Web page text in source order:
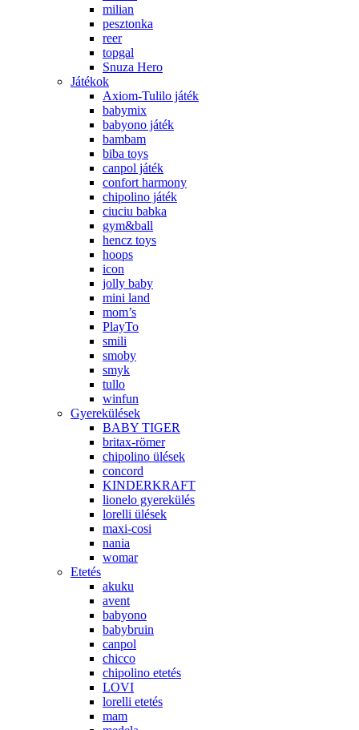
milian
pesztonka
reer
topgal
Snuza Hero
Játékok
Axiom-Tulilo játék
babymix
babyono játék
bambam
biba toys
canpol játék
confort harmony
chipolino játék
ciuciu babka
gym&ball
hencz toys
hoops
icon
jolly baby
mini land
mom’s
PlayTo
smili
smoby
smyk
tullo
winfun
Gyerekülések
BABY TIGER
britax-römer
chipolino ülések
concord
KINDERKRAFT
lionelo gyerekülés
lorelli ülések
maxi-cosi
nania
womar
Etetés
akuku
avent
babyono
babybruin
canpol
chicco
chipolino etetés
LOVI
lorelli etetés
mam